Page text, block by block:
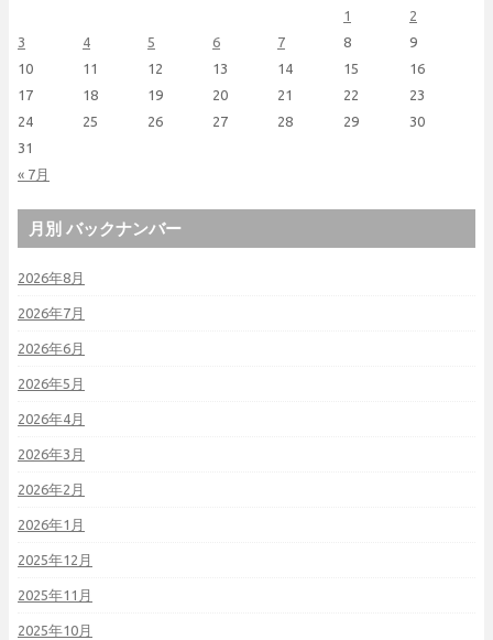
« 7月
1
2
3
4 5 6 7 8
9
10
11 12 13 14 15
16
17
18 19 20 21 22
23
24
25 26 27 28 29
30
31
月別 バックナンバー
2026年8月
2026年7月
2026年6月
2026年5月
2026年4月
2026年3月
2026年2月
2026年1月
2025年12月
2025年11月
2025年10月